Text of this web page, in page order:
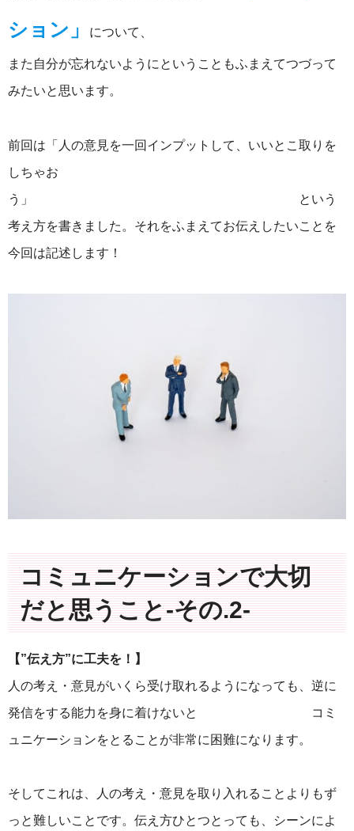
ション」
について、
また自分が忘れないようにということもふまえてつづって
みたいと思います。
前回は「人の意見を一回インプットして、いいとこ取りを
しちゃお
う」 という
考え方を書きました。それをふまえてお伝えしたいことを
今回は記述します！
コミュニケーションで大切
だと思うこと-その.2-
【”伝え方”に工夫を！】
人の考え・意見がいくら受け取れるようになっても、逆に
発信をする能力を身に着けないと コミ
ュニケーションをとることが非常に困難になります。
そしてこれは、人の考え・意見を取り入れることよりもず
っと難しいことです。伝え方ひとつとっても、シーンによ